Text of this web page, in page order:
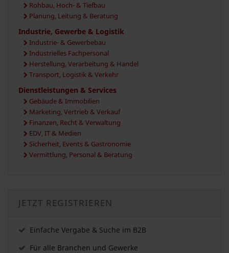
Rohbau, Hoch- & Tiefbau
Planung, Leitung & Beratung
Industrie, Gewerbe & Logistik
Industrie- & Gewerbebau
Industrielles Fachpersonal
Herstellung, Verarbeitung & Handel
Transport, Logistik & Verkehr
Dienstleistungen & Services
Gebäude & Immobilien
Marketing, Vertrieb & Verkauf
Finanzen, Recht & Verwaltung
EDV, IT & Medien
Sicherheit, Events & Gastronomie
Vermittlung, Personal & Beratung
JETZT REGISTRIEREN
Einfache Vergabe & Suche im B2B
Für alle Branchen und Gewerke